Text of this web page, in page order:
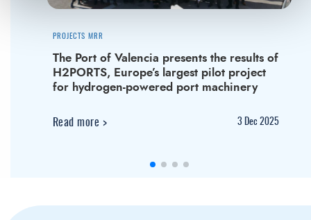
PROJECTS MRR
The Port of Valencia presents the results of
H2PORTS, Europe’s largest pilot project
for hydrogen-powered port machinery
Read more > 3 Dec 2025